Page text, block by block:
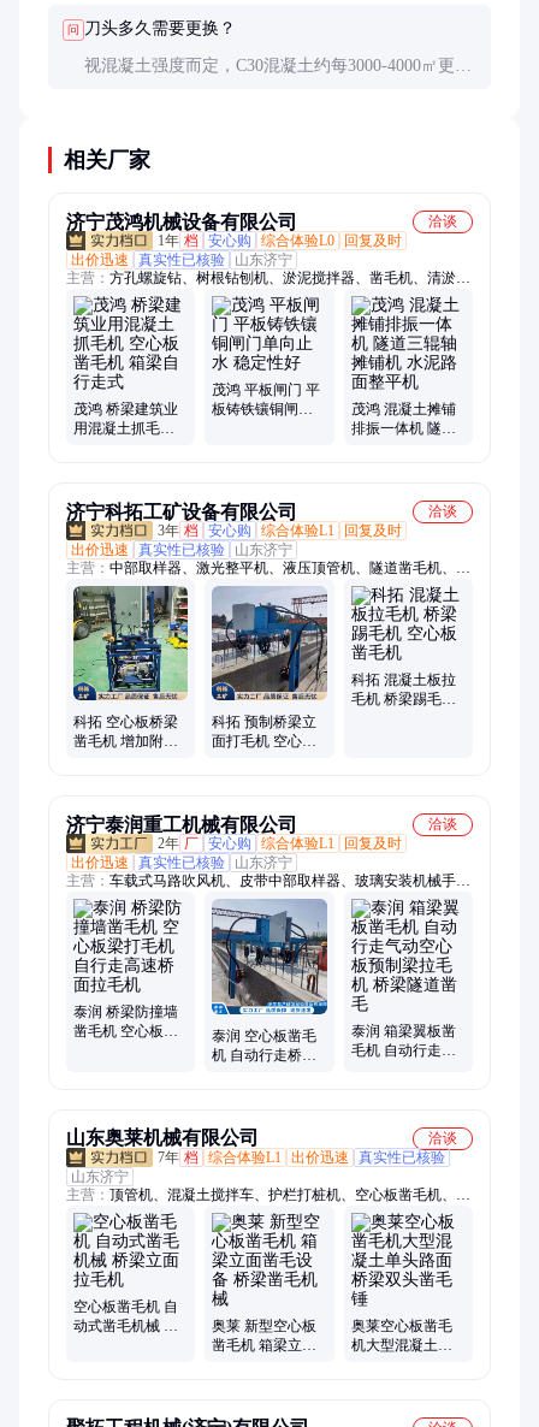
问 刀头多久需要更换？
视混凝土强度而定，C30混凝土约每3000-4000㎡更换
相关厂家
济宁茂鸿机械设备有限公司
洽谈
1年 档 安心购 综合体验L0
回复及时
出价迅速
真实性已核验
山东济宁
主营： 方孔螺旋钻、树根钻刨机、淤泥搅拌器、凿毛机、清淤机
器人、激光整平机、电动铲车、甘蔗收获机、液压拔管机、液压
顶管机
茂鸿 桥梁建筑业
用混凝土抓毛机
茂鸿 平板闸门 平
板铸铁镶铜闸门
茂鸿 混凝土摊铺
排振一体机 隧道
济宁科拓工矿设备有限公司
洽谈
3年 档 安心购 综合体验L1
回复及时
出价迅速
真实性已核验
山东济宁
主营： 中部取样器、激光整平机、液压顶管机、隧道凿毛机、柴
油防汛泵车、车载式马路吹风机、水下清淤机器人、玻璃安装机
械手、扫雪机、推雪铲、扫雪滚刷、全自动升降柱、船式洗车
槽、履带绳锯机、电动出土车、电动绳锯机、短管置换、内壁喷
涂机器人、箱式喷砂机、手持式喷砂机、全自动锚索锚具切割
机、智能张拉设备、智能压浆台车、龙门压力机、玻璃机械手
科拓 空心板桥梁
凿毛机 增加附着
科拓 预制桥梁立
面打毛机 空心板
科拓 混凝土板拉
毛机 桥梁踢毛机
济宁泰润重工机械有限公司
洽谈
2年 厂 安心购 综合体验L1
回复及时
出价迅速
真实性已核验
山东济宁
主营： 车载式马路吹风机、皮带中部取样器、玻璃安装机械手、
隧道凿毛机、全自动升降柱、液压拔管机、洗车槽、清淤机器
人、龙门压力机、智能套丝机、短管置换、锚索切割机、履带遥
控绳锯机、电动绳锯机、树枝粉碎机、水泥道口板、手动液压剪
扩钳、箱式喷砂机、不锈钢水喷砂机、三滚轴摊铺机、电液推
杆、管道喷涂机器人、无动力吸盘、履带马路切割机
泰润 桥梁防撞墙
凿毛机 空心板梁
泰润 空心板凿毛
机 自动行走桥梁
泰润 箱梁翼板凿
毛机 自动行走气
山东奥莱机械有限公司
洽谈
7年 档 综合体验L1 出价迅速
真实性已核验
山东济宁
主营： 顶管机、混凝土搅拌车、护栏打桩机、空心板凿毛机、工
字钢冷弯机、自动上料搅拌车、螺旋筋成形机、钢筋焊网机、等
离子切割机、挖机贝型斗、抓木机、混凝土输送泵、螺旋钻机、
破碎锤、劈裂机、绳锯机、随车挖、激光整平机、混凝土摊铺
机、电动玻璃吸盘、生物质燃烧机、自动排焊机、焊网机、激光
切割机、制氮机、扫地车
空心板凿毛机 自
动式凿毛机械 桥
奥莱 新型空心板
凿毛机 箱梁立面
奥莱空心板凿毛
机大型混凝土单